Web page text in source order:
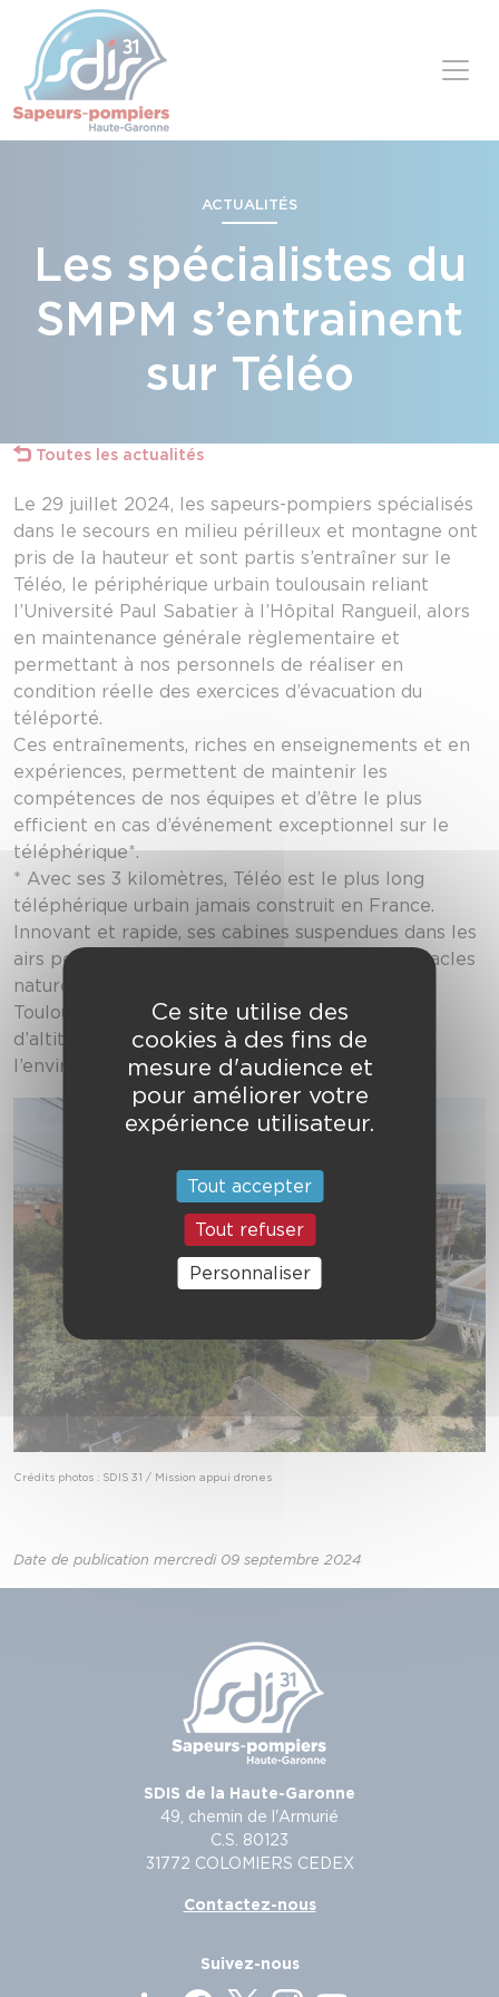
ACTUALITÉS
Les spécialistes du
SMPM s’entrainent
sur Téléo
Toutes les actualités
Le 29 juillet 2024, les sapeurs-pompiers spécialisés
dans le secours en milieu périlleux et montagne ont
pris de la hauteur et sont partis s’entraîner sur le
Téléo, le périphérique urbain toulousain reliant
l’Université Paul Sabatier à l’Hôpital Rangueil, alors
en maintenance générale règlementaire et
permettant à nos personnels de réaliser en
condition réelle des exercices d’évacuation du
téléporté.
Ces entraînements, riches en enseignements et en
expériences, permettent de maintenir les
compétences de nos équipes et d’être le plus
efficient en cas d’événement exceptionnel sur le
téléphérique*.
* Avec ses 3 kilomètres, Téléo est le plus long
téléphérique urbain jamais construit en France.
Innovant et rapide, ses cabines suspendues dans les
airs permettent de franchir de nombreux obstacles
naturels et infrastructures présents au sud de
Toulouse. Le survol se fait jusqu’à 70 mètres
d’altitude pour préserver les paysages et
l’environnement.
Crédits photos : SDIS 31 / Mission appui drones
Date de publication mercredi 09 septembre 2024
SDIS de la Haute-Garonne
49, chemin de l'Armurié
C.S. 80123
31772 COLOMIERS CEDEX
Contactez-nous
Suivez-nous
Panneau de gestion des cookies
Ce site utilise des
cookies à des fins de
mesure d'audience et
pour améliorer votre
expérience utilisateur.
Tout accepter
Tout refuser
Personnaliser